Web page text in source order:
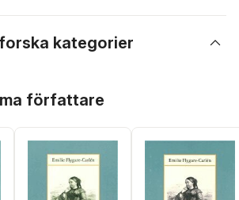
kategorier
författare